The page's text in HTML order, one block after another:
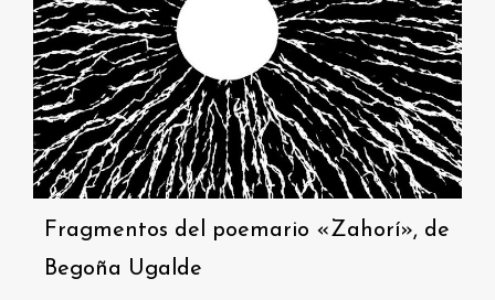
Fragmentos del poemario «Zahorí», de
Begoña Ugalde